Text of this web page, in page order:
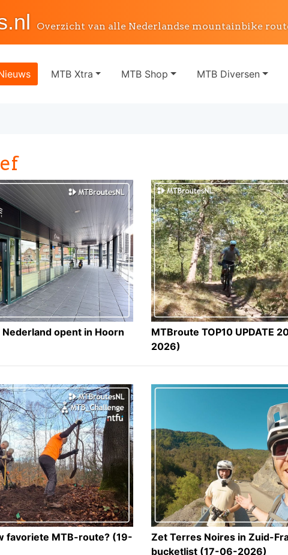
Overzicht van alle Nederlandse mountainbike
MTB Xtra MTB Shop MTB Diversen
opent in Hoorn
MTBroute TOP10 UPDATE
2026)
favoriete MTB-route? (19-
Zet Terres Noires in Zuid-
bucketlist (17-06-2026)